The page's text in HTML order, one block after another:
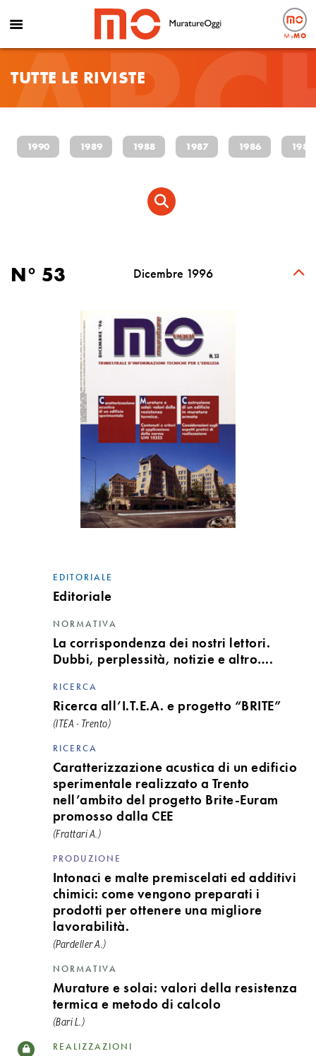
MyMO
TUTTE LE RIVISTE
1990 1989 1988 1987 1986 1985
N° 53 Dicembre 1996
EDITORIALE
Editoriale
NORMATIVA
La corrispondenza dei nostri lettori.
Dubbi, perplessità, notizie e altro….
RICERCA
Ricerca all’I.T.E.A. e progetto “BRITE”
(ITEA - Trento)
RICERCA
Caratterizzazione acustica di un edificio
sperimentale realizzato a Trento
nell’ambito del progetto Brite-Euram
promosso dalla CEE
(Frattari A.)
PRODUZIONE
Intonaci e malte premiscelati ed additivi
chimici: come vengono preparati i
prodotti per ottenere una migliore
lavorabilità.
(Pardeller A.)
NORMATIVA
Murature e solai: valori della resistenza
termica e metodo di calcolo
(Bari L.)
REALIZZAZIONI